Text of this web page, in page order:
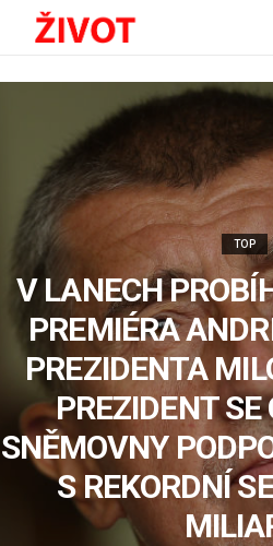
TOP
V LANECH
PREMIÉRA
PREZIDENTA
PREZIDENT SE
SNĚMOVNY
S REKORDNÍ